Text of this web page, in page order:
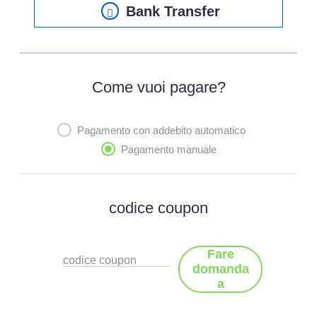
Bank Transfer
Come vuoi pagare?
Pagamento con addebito automatico
Pagamento manuale
codice coupon
codice coupon
Fare
domanda
a